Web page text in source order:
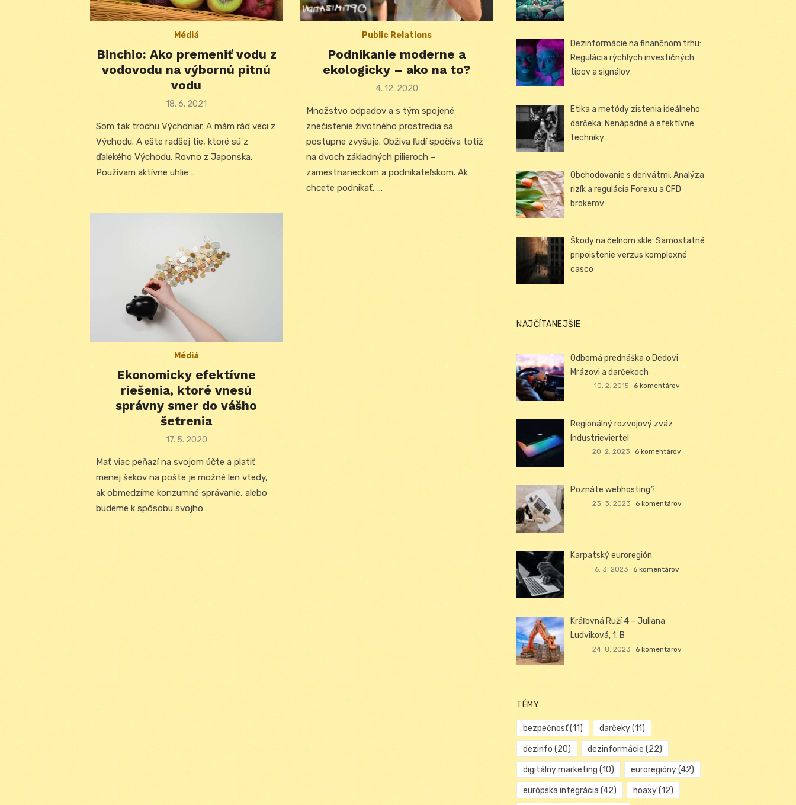
Médiá
Binchio: Ako premeniť vodu z
vodovodu na výbornú pitnú
vodu
Posted
18. 6. 2021
Som tak trochu Výchdniar. A mám rád veci z
Východu. A ešte radšej tie, ktoré sú z
ďalekého Východu. Rovno z Japonska.
Používam aktívne uhlie …
Public Relations
Podnikanie moderne a
ekologicky – ako na to?
Posted
4. 12. 2020
Množstvo odpadov a s tým spojené
znečistenie životného prostredia sa
postupne zvyšuje. Obživa ľudí spočíva totiž
na dvoch základných pilieroch –
zamestnaneckom a podnikateľskom. Ak
chcete podnikať, …
Médiá
Ekonomicky efektívne
riešenia, ktoré vnesú
správny smer do vášho
šetrenia
Posted
17. 5. 2020
Mať viac peňazí na svojom účte a platiť
menej šekov na pošte je možné len vtedy,
ak obmedzíme konzumné správanie, alebo
budeme k spôsobu svojho …
Dezinformácie na finančnom trhu:
Regulácia rýchlych investičných
tipov a signálov
Etika a metódy zistenia ideálneho
darčeka: Nenápadné a efektívne
techniky
Obchodovanie s derivátmi: Analýza
rizík a regulácia Forexu a CFD
brokerov
Škody na čelnom skle: Samostatné
pripoistenie verzus komplexné
casco
NAJČÍTANEJŠIE
Odborná prednáška o Dedovi
Mrázovi a darčekoch
10. 2. 2015 6 komentárov
Regionálný rozvojový zväz
Industrieviertel
20. 2. 2023 6 komentárov
Poznáte webhosting?
23. 3. 2023 6 komentárov
Karpatský euroregión
6. 3. 2023 6 komentárov
Kráľovná Ruží 4 – Juliana
Ludviková, 1. B
24. 8. 2023 6 komentárov
TÉMY
bezpečnosť(11) darčeky(11)
dezinfo (20) dezinformácie (22)
digitálny marketing (10) euroregióny(42)
európska integrácia (42) hoaxy(12)